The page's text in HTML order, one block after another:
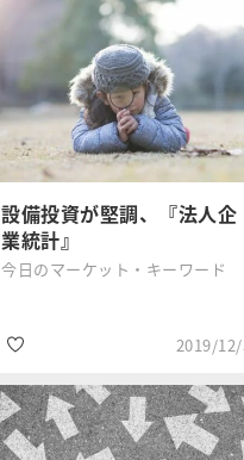
三井住友DSア
セットマネジ
メント
#日銀短観
#円高
#設備投資
設備投資が堅調、『法人企
業統計』
今日のマーケット・キーワード
2019/